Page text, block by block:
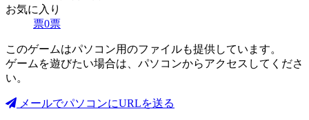
お気に入り
票0票
このゲームはパソコン用のファイルも提供しています。
ゲームを遊びたい場合は、パソコンからアクセスしてくださ
い。
メールでパソコンにURLを送る